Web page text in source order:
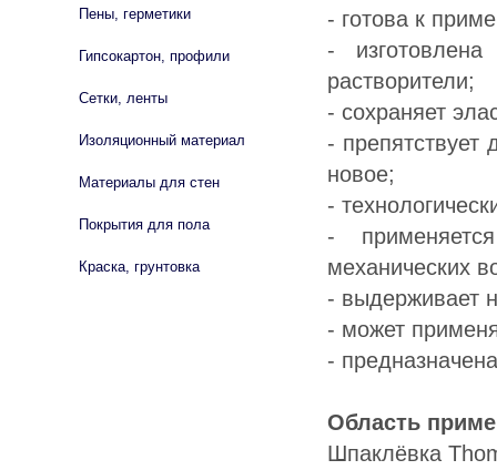
- готова к
-
растворители;
- сохраняет
-
новое;
-
-
механических
- выдерживает
- может
-
Область
Шпаклёвка
Пены, герметики
Гипсокартон, профили
Сетки, ленты
Изоляционный материал
Материалы для стен
Покрытия для пола
Краска, грунтовка